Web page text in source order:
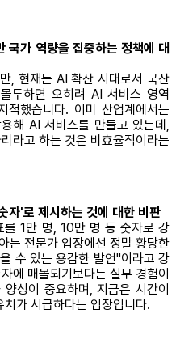
가 역량을 집중하는 정책에 대
, 현재는 AI 확산 시대로서 국산
두하면 오히려 AI 서비스 영역
적했습니다. 이미 산업계에서는
해 AI 서비스를 만들고 있는데,
라고 하는 것은 비효율적이라는
자'로 제시하는 것에 대한 비판
를 1만 명, 10만 명 등 숫자로 강
는 전문가 입장에선 정말 황당한
수 있는 용감한 발언"이라고 강
에 매몰되기보다는 실무 경험이
성이 중요하며, 지금은 시간이
가 시급하다는 입장입니다.